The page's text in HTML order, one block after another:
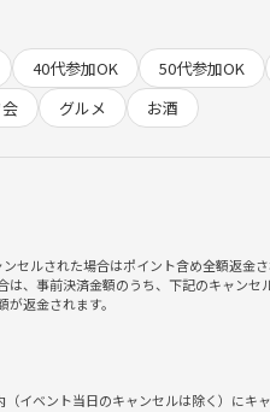
加･･･
で楽しむ♪
40代参加OK 50代参加OK
グルメ お酒
セルされた場合はポイント含め全額返金さ
は、事前決済金額のうち、下記のキャン
返金されます。
イベント当日のキャンセルは除く）にキ